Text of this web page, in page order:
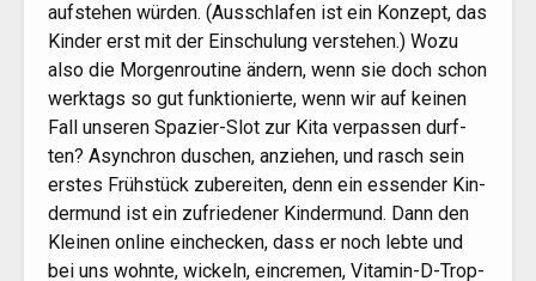
auf­ste­hen wür­den. (Aus­schla­fen ist ein Kon­zept, das
Kin­der erst mit der Ein­schu­lung ver­ste­hen.) Wozu
also die Mor­gen­rou­ti­ne ändern, wenn sie doch schon
werk­tags so gut funk­tio­nier­te, wenn wir auf kei­nen
Fall unse­ren Spa­zier-Slot zur Kita ver­pas­sen durf­
ten? Asyn­chron duschen, anzie­hen, und rasch sein
ers­tes Früh­stück zube­rei­ten, denn ein essen­der Kin­
der­mund ist ein zufrie­de­ner Kin­der­mund. Dann den
Klei­nen online ein­che­cken, dass er noch leb­te und
bei uns wohn­te, wickeln, ein­cre­men, Vit­amin-D-Trop­